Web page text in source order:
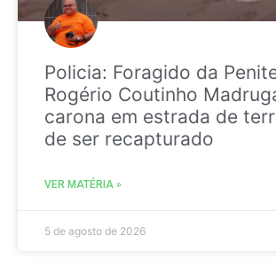
Policia: Foragido da
Rogério Coutinho
carona em estrada de
de ser recapturado
VER MATÉRIA »
5 de agosto de 2026